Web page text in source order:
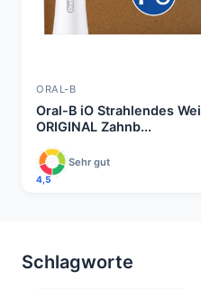
ORAL-B
Oral-B iO Strahlendes
ORIGINAL Zahnb...
4,5
Sehr gut
Schlagworte